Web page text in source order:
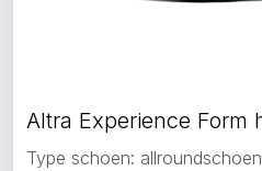
Type schoen: allroundschoen